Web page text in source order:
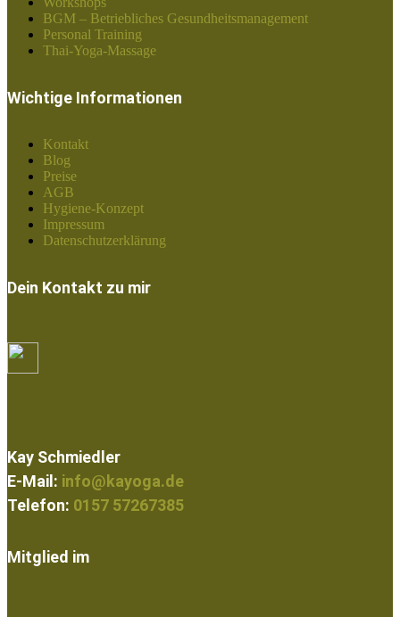
BGM – Betriebliches Gesundheitsmanagement
Personal Training
Thai-Yoga-Massage
Wichtige Informationen
Kontakt
Blog
Preise
AGB
Hygiene-Konzept
Impressum
Datenschutzerklärung
Dein Kontakt zu mir
Kay Schmiedler
E-Mail: info@kayoga.de
Telefon: 0157 57267385
Mitglied im